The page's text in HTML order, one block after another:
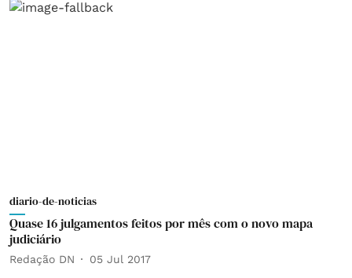
diario-de-noticias
Quase 16 julgamentos feitos por mês com o novo mapa
judiciário
Redação DN 05 Jul 2017